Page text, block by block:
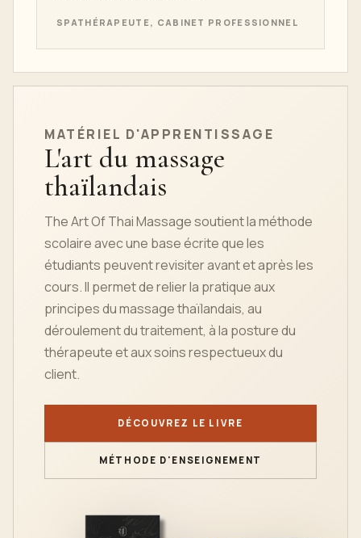
SPATHÉRAPEUTE, CABINET PROFESSIONNEL
MATÉRIEL D'APPRENTISSAGE
L'art du massage
thaïlandais
The Art Of Thai Massage soutient la méthode
scolaire avec une base écrite que les
étudiants peuvent revisiter avant et après les
cours. Il permet de relier la pratique aux
principes du massage thaïlandais, au
déroulement du traitement, à la posture du
thérapeute et aux soins respectueux du
client.
DÉCOUVREZ LE LIVRE
MÉTHODE D'ENSEIGNEMENT